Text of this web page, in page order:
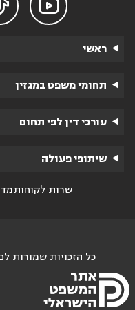

ראשי
תחומי משפט במגזין
עורכי דין לפי תחום
שיתופי פעולה
שרות לקוחות
כל הזכויות שמורות